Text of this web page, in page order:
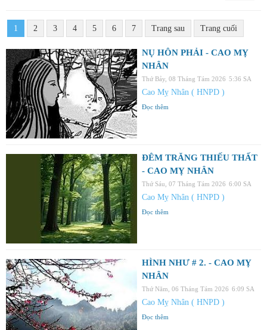
1 2 3 4 5 6 7 Trang sau Trang cuối
NỤ HÔN PHẢI - CAO MỴ
NHÂN
Thứ Bảy, 08 Tháng Tám 2026 5:36 SA
Cao Mỵ Nhân ( HNPD )
Đọc thêm
ĐÊM TRĂNG THIẾU THẤT
- CAO MỴ NHÂN
Thứ Sáu, 07 Tháng Tám 2026 6:00 SA
Cao Mỵ Nhân ( HNPD )
Đọc thêm
HÌNH NHƯ # 2. - CAO MỴ
NHÂN
Thứ Năm, 06 Tháng Tám 2026 6:09 SA
Cao Mỵ Nhân ( HNPD )
Đọc thêm